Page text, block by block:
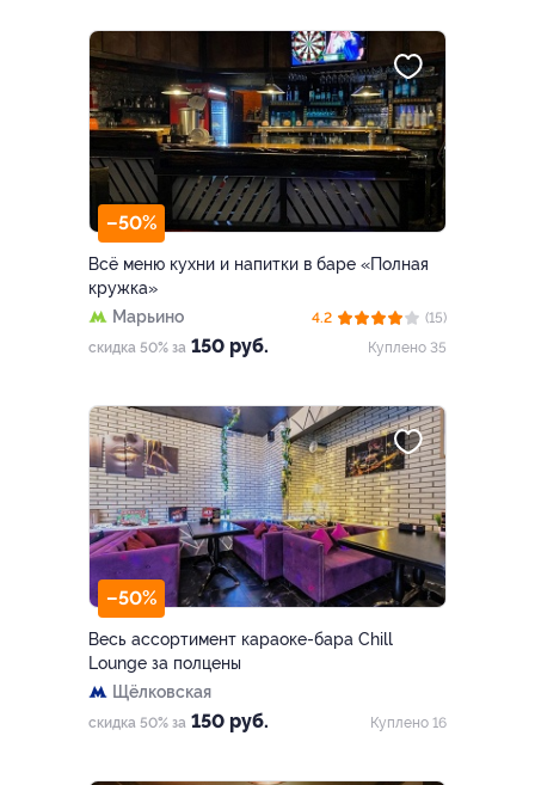
–50%
Всё меню кухни и напитки в баре «Полная
кружка»
Марьино
скидка 50% за 150 руб.
4.2
(15)
Куплено 35
–50%
Веcь ассортимент караоке-бара Chill
Lounge за полцены
Щёлковская
скидка 50% за 150 руб. Куплено 16